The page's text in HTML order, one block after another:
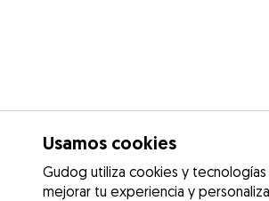
Usamos cookies
Gudog utiliza cookies y tecnologías
mejorar tu experiencia y